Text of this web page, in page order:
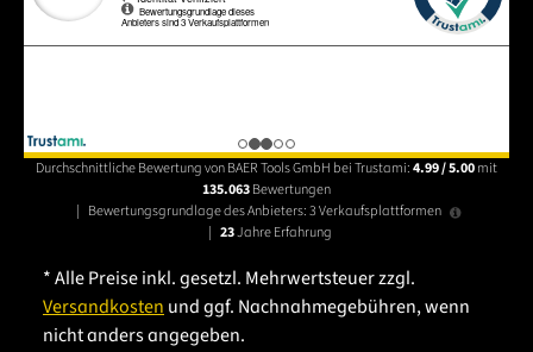
Durchschnittliche Bewertung von BAER Tools GmbH bei Trustami:4.99 / 5.00mit
135.063Bewertungen
| Bewertungsgrundlage des Anbieters: 3 Verkaufsplattformen
| 23Jahre Erfahrung
* Alle Preise inkl. gesetzl. Mehrwertsteuer zzgl.
Versandkosten und ggf. Nachnahmegebühren, wenn
nicht anders angegeben.